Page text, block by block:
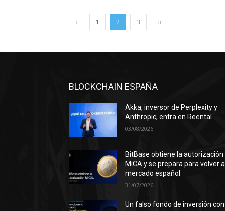
1 2 3
BLOCKCHAIN ESPAÑA
Akka, inversor de Perplexity y
Anthropic, entra en Reental
03/08/2026
BitBase obtiene la autorización
MiCA y se prepara para volver al
mercado español
31/07/2026
Un falso fondo de inversión con